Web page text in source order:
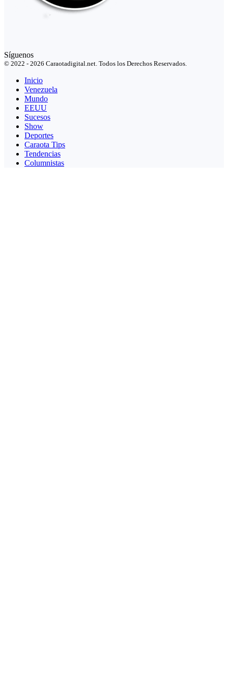
Síguenos
© 2022 - 2026 Caraotadigital.net. Todos los Derechos Reservados.
Inicio
Venezuela
Mundo
EEUU
Sucesos
Show
Deportes
Caraota Tips
Tendencias
Columnistas